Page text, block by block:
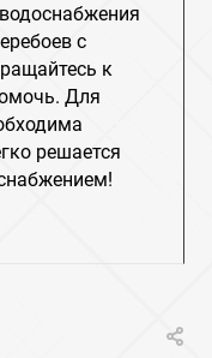
с
к
Для
решается